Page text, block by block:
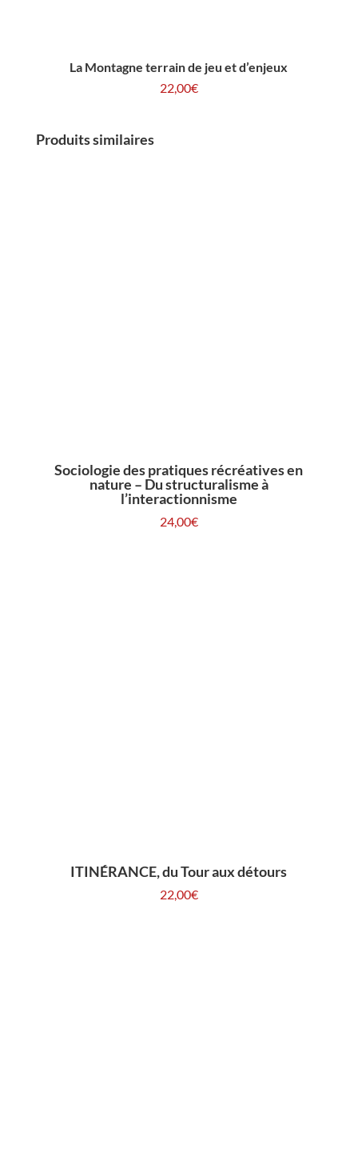
La Montagne terrain de jeu et d’enjeux
22,00€
Produits similaires
Sociologie des pratiques récréatives en
nature – Du structuralisme à
l’interactionnisme
24,00€
ITINÉRANCE, du Tour aux détours
22,00€